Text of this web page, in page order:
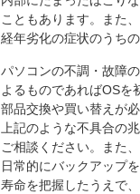
こともあります。また
経年劣化の症状のうち
パソコンの不調・故障
よるものであればOSを
部品交換や買い替えが
上記のような不具合の
ご相談ください。また
日常的にバックアップ
寿命を把握したうえで